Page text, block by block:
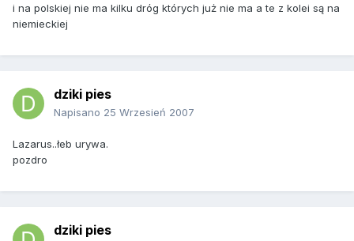
i na polskiej nie ma kilku dróg których już nie ma a te z kolei są na
niemieckiej
dziki pies
Napisano 25 Wrzesień 2007
Lazarus..łeb urywa.
pozdro
dziki pies